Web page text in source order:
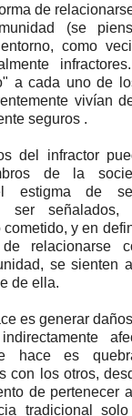
de
(se
como
a cada uno de
vivían
seguros .
del infractor
de la
estigma de
ser señalados,
y en
relacionarse
se sienten
de ella.
es generar
hace es
con los otros,
de pertenecer
tradicional